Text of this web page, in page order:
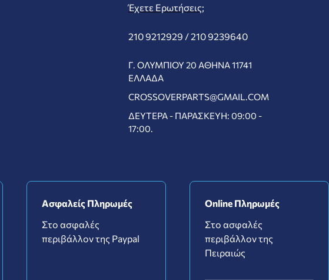
Έχετε Ερωτήσεις;
210 9212929 /210 9239640
Γ. ΟΛΥΜΠΊΟΥ 20 ΑΘΉΝΑ 11741
ΕΛΛΆΔΑ
CROSSOVERPARTS@GMAIL.COM
ΔΕΥΤΈΡΑ - ΠΑΡΑΣΚΕΥΉ: 09:00 -
17:00.
Ασφαλείς Πληρωμές
Στο ασφαλές
περιβάλλον της Paypal
Online Πληρωμές
Στο ασφαλές
περιβάλλον της
Πειραιώς